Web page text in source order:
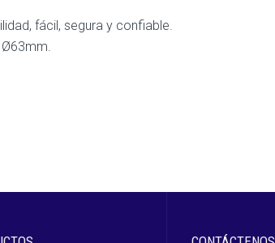
fácil, segura y confiable.